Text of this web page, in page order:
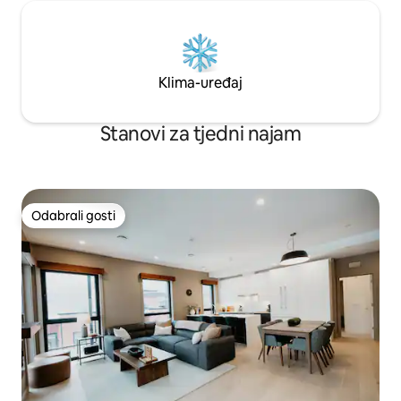
Klima-uređaj
Stanovi za tjedni najam
Odabrali gosti
Odabrali gosti